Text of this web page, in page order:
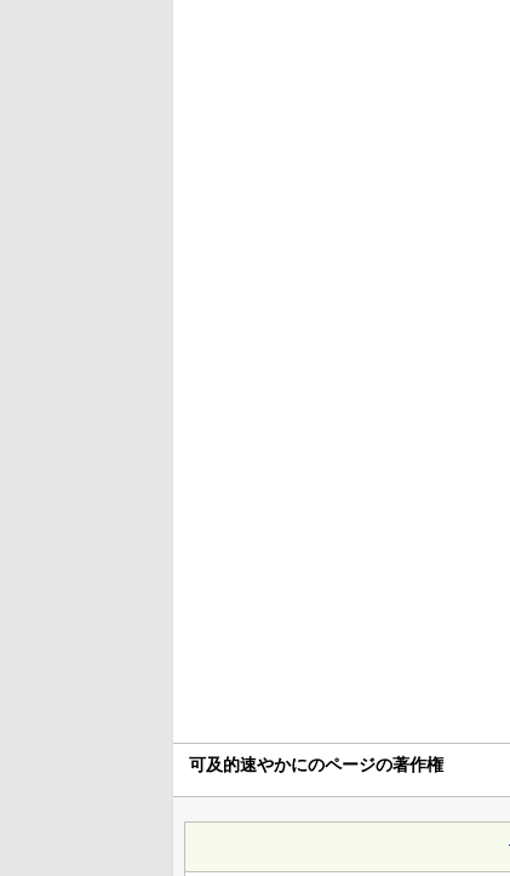
可及的速やかにのページの著作権